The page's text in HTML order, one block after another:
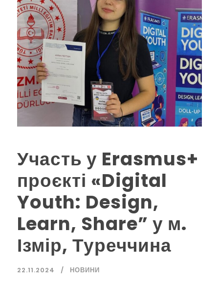
Участь у Erasmus+
проєкті «Digital
Youth: Design,
Learn, Share” у м.
Ізмір, Туреччина
22.11.2024 НОВИНИ